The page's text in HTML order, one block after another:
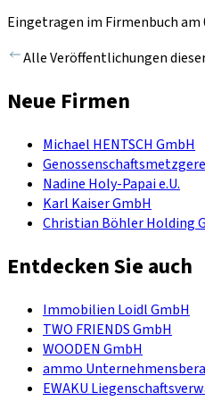
Eingetragen im Firmenbuch am
Alle Veröffentlichungen
Neue Firmen
Michael HENTSCH GmbH
Nadine Holy-Papai e.U.
Karl Kaiser GmbH
Christian Böhler Holding
Entdecken Sie auch
Immobilien Loidl GmbH
TWO FRIENDS GmbH
WOODEN GmbH
ammo
EWAKU